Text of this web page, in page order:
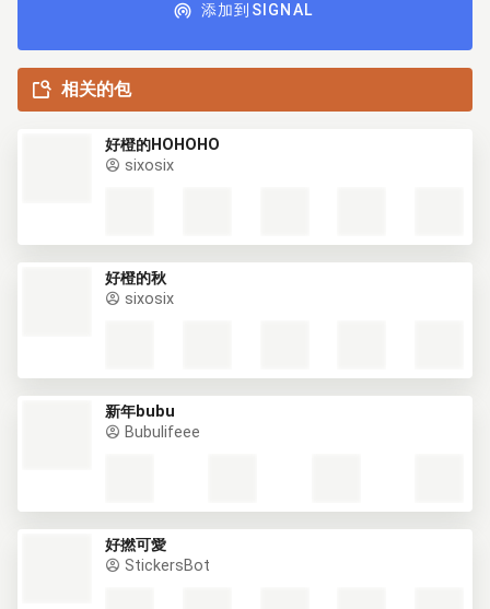
添加到SIGNAL
相关的包
好橙的HOHOHO
sixosix
好橙的秋
sixosix
新年bubu
Bubulifeee
好撚可愛
StickersBot